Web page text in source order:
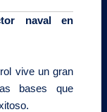
naval en
vive un gran
bases que